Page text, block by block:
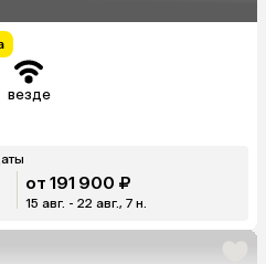
везде
от 191 900 ₽
15 авг. - 22 авг., 7 н.